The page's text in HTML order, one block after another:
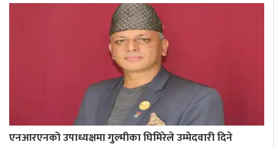
एनआरएनको उपाध्यक्षमा गुल्मीका घिमिरेले उम्मेदवारी दिने